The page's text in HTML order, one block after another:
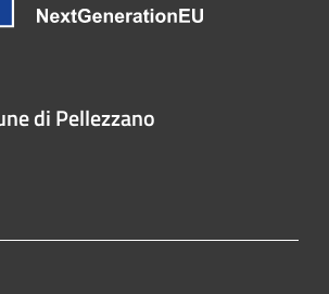
di Pellezzano